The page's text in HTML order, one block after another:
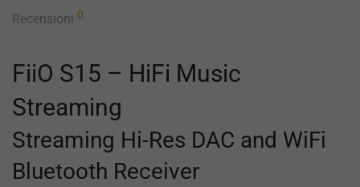
Recensioni 0
FiiO S15 – HiFi Music
Streaming
Streaming Hi-Res DAC and WiFi
Bluetooth Receiver